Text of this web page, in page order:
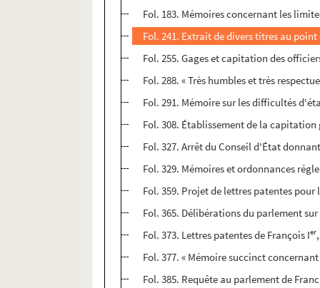
Fol. 183. Mémoires concernant les
Fol. 241. Extrait de divers titres au
Fol. 255. Gages et capitation des
Fol. 288. « Très humbles et très
Fol. 291. Mémoire sur les difficultés
Fol. 308. Établissement de la capitation
Fol. 327. Arrêt du Conseil d'État
Fol. 329. Mémoires et ordonnances
Fol. 359. Projet de lettres patentes
Fol. 365. Délibérations du parlement
Fol. 373. Lettres patentes de François Ier
Fol. 377. « Mémoire succinct
Fol. 385. Requête au parlement de